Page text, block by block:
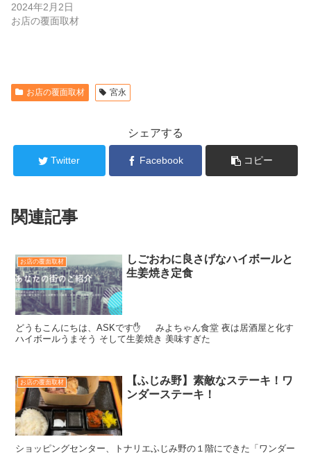
2024年2月2日
お店の覆面取材
お店の覆面取材 宮永
シェアする
Twitter Facebook コピー
関連記事
お店の覆面取材
しごおわに良さげなハイボールと
生姜焼き定食
どうもこんにちは、ASKです✋ みよちゃん食堂 夜は居酒屋と化す
ハイボールうまそう そして生姜焼き 美味すぎた
お店の覆面取材
【ふじみ野】素敵なステーキ！ワ
ンダーステーキ！
ショッピングセンター、トナリエふじみ野の１階にできた「ワンダー